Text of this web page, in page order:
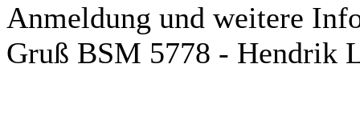
Anmeldung und weitere
Gruß BSM 5778 - Hendrik